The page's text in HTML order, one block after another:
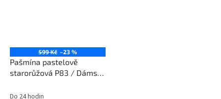
599 Kč –23 %
Pašmína pastelově
starorůžová P83 / Dámská
šála
Do 24 hodin